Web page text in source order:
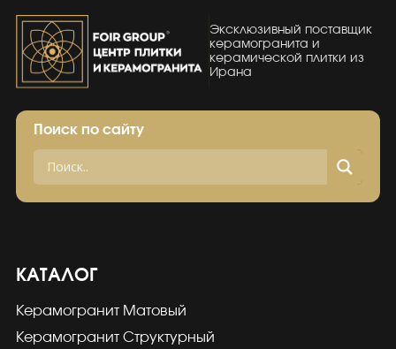
Эксклюзивный поставщик
керамогранита и
керамической плитки из
Ирана
Поиск по сайту
КАТАЛОГ
Керамогранит Матовый
Керамогранит Структурный